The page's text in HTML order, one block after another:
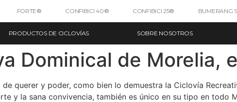
FORTE® CONFIBICI 40® CONFIBICI 25® BUMERANG
PRODUCTOS DE CICLOVÍAS SOBRE NOSOTROS
Dominical de Morelia,
querer y poder, como bien lo demuestra la Ciclovía
y la sana convivencia, también es único en su tipo en todo